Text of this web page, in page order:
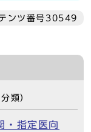
ンツ番号30549
類）
・指定医向